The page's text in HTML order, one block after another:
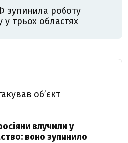
зупинила роботу
у трьох областях
обʼєкт
влучили у
воно зупинило